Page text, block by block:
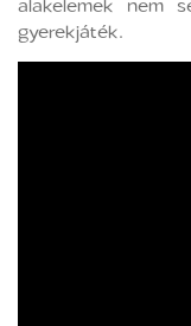
gyerekjáték.